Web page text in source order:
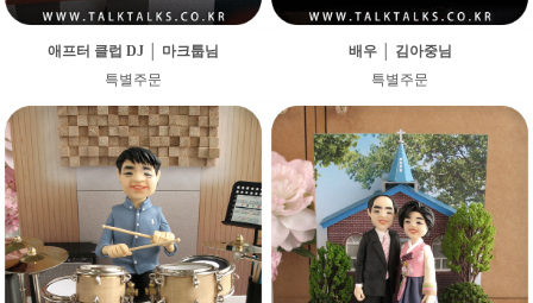
애프터 클럽 DJ │ 마크툽님
특별주문
배우 │ 김아중님
특별주문